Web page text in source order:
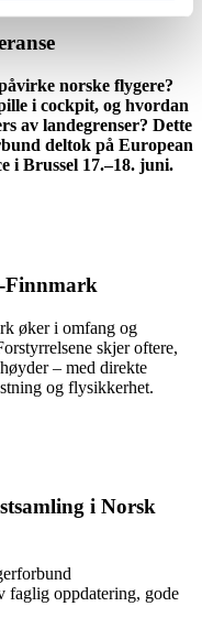
norske flygere?
i cockpit, og hvordan
av landegrenser? Dette
deltok på European
i Brussel 17.–18. juni.
Finnmark
øker i omfang og
skjer oftere,
– med direkte
og flysikkerhet.
i Norsk
faglig oppdatering, gode